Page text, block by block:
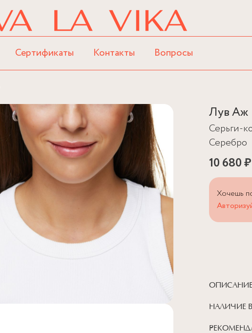
Сертификаты Контакты Вопросы
Лув Аж
Серьги-
Серебро
10 680 ₽
Хочешь
НАЛИЧИЕ